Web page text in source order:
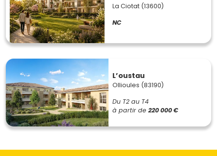
La Ciotat (13600)
NC
L’oustau
Ollioules (83190)
Du T2 au T4
à partir de 220 000 €